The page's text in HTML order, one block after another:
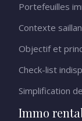
Portefeuilles
Contexte
Objectif et
Check-list
Simplification
Immo